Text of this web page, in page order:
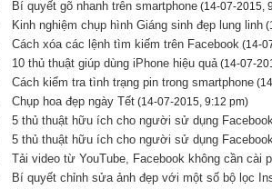
Bí quyết gõ nhanh trên smartphone (14-07-2015,
Kinh nghiệm chụp hình Giáng sinh đẹp lung linh
Cách xóa các lệnh tìm kiếm trên Facebook (14-
10 thủ thuật giúp dùng iPhone hiệu quả(14-07-
Cách kiểm tra tình trạng pin trong smartphone
Chụp hoa đẹp ngày Tết (14-07-2015, 9:12 pm)
5 thủ thuật hữu ích cho người sử dụng
5 thủ thuật hữu ích cho người sử dụng
Tải video từ YouTube, Facebook không cần cài
Bí quyết chỉnh sửa ảnh đẹp với một số bộ lọc